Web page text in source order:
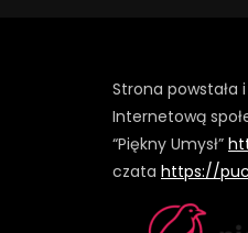
Strona powstała
Internetową
“Piękny Umysł”
czata https://